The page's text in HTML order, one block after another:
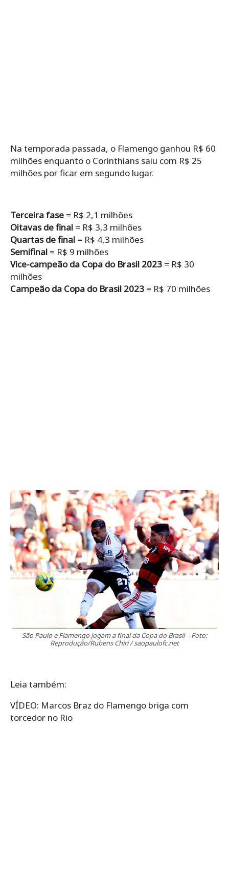
Na temporada passada, o Flamengo ganhou R$ 60
milhões enquanto o Corinthians saiu com R$ 25
milhões por ficar em segundo lugar.
Terceira fase = R$ 2,1 milhões
Oitavas de final = R$ 3,3 milhões
Quartas de final = R$ 4,3 milhões
Semifinal = R$ 9 milhões
Vice-campeão da Copa do Brasil 2023 = R$ 30
milhões
Campeão da Copa do Brasil 2023 = R$ 70 milhões
São Paulo e Flamengo jogam a final da Copa do Brasil – Foto:
Reprodução/Rubens Chiri / saopaulofc.net
Leia também:
VÍDEO: Marcos Braz do Flamengo briga com
torcedor no Rio